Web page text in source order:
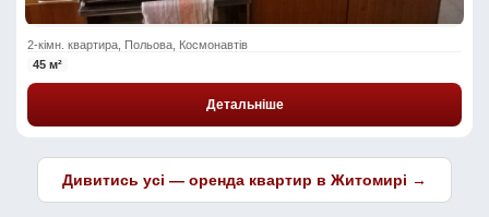
2-кімн. квартира, Польова, Космонавтів
45 м²
Детальніше
Дивитись усі — оренда квартир в Житомирі →